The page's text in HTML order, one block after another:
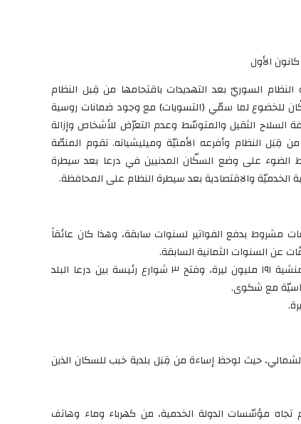
السوريّ بعد التهديدات باقتحامها من قِبل النظام
للخضوع لما سمّي (التسويات) مع وجود ضمانات روسية
الثقيل والمتوسّط وعدم التعرّض للأشخاص وإزالة
قِبَل النظام وأفرعه الأمنيّة وميليشياته. تقوم المنصّة
الضوء على وضع السكّان المدنيين في درعا بعد سيطرة
الخدميّة والاقتصادية بعد سيطرة النظام على المحافظة.
مشروط بدفع الفواتير لسنوات سابقة، وهذا كان عائقاً
عن السنوات الثمانية السابقة.
تمّ البدء بترحيل الأنقاض من المخيّم والمنشية بعقد للمنشية ١٩١ مليون ليرة، وفتح ٣ شوارع رئيسة بين درعا البلد
مع شكوى.
حيث لوحظ إساءة من قِبَل بلدية خبب للسكان الذين
تجاه مؤسّسات الدولة الخدمية، من كهرباء وماء وهاتف